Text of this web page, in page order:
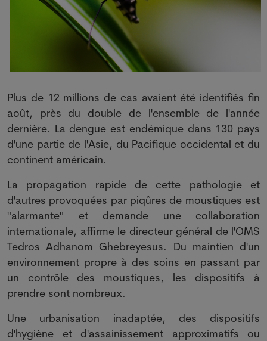
Plus de 12 millions de cas avaient été identifiés fin
août, près du double de l'ensemble de l'année
dernière. La dengue est endémique dans 130 pays
d'une partie de l'Asie, du Pacifique occidental et du
continent américain.
La propagation rapide de cette pathologie et
d'autres provoquées par piqûres de moustiques est
"alarmante" et demande une collaboration
internationale, affirme le directeur général de l'OMS
Tedros Adhanom Ghebreyesus. Du maintien d'un
environnement propre à des soins en passant par
un contrôle des moustiques, les dispositifs à
prendre sont nombreux.
Une urbanisation inadaptée, des dispositifs
d'hygiène et d'assainissement approximatifs ou